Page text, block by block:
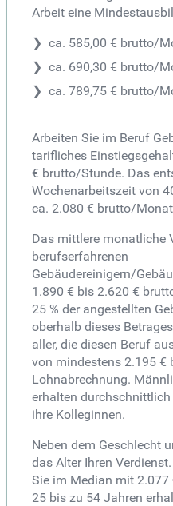
Arbeit eine
ca. 585,00 € brutto/
ca. 690,30 € brutto/
ca. 789,75 € brutto/
Arbeiten Sie im Beruf
tarifliches
€ brutto/Stunde. Das
Wochenarbeitszeit von
ca. 2.080 € brutto/
Das mittlere monatliche
berufserfahrenen
Gebäudereinigern/
1.890 € bis 2.620 €
25 % der angestellten
oberhalb dieses
aller, die diesen Beruf
von mindestens 2.195
Lohnabrechnung.
erhalten
ihre Kolleginnen.
Neben dem Geschlecht
das Alter Ihren
Sie im Median mit
25 bis zu 54 Jahren